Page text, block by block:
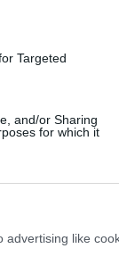
Targeted
and/or Sharing
for which it
advertising like